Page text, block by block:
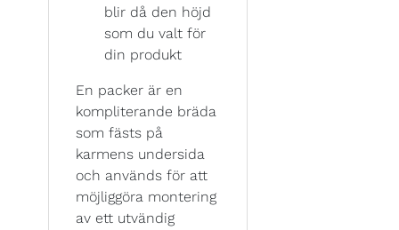
blir då den höjd
som du valt för
din produkt
En packer är en
kompliterande bräda
som fästs på
karmens undersida
och används för att
möjliggöra montering
av ett utvändig